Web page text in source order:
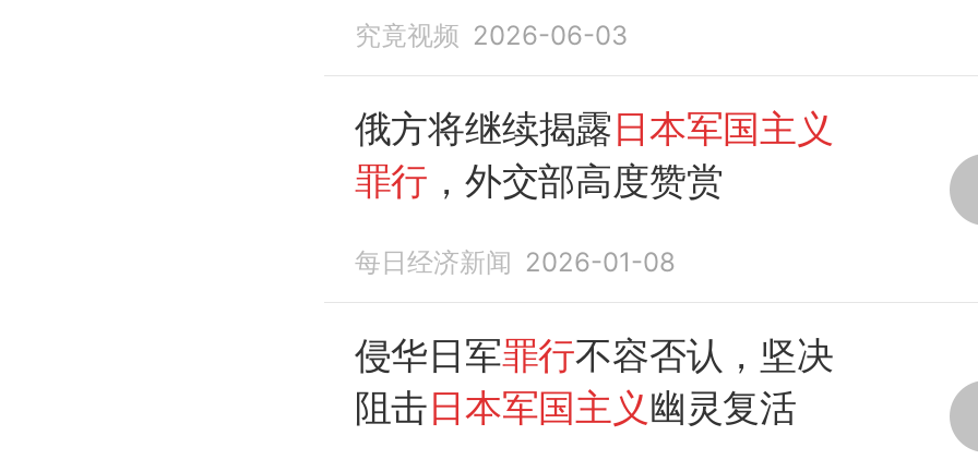
究竟视频 2026-06-03
俄方将继续揭露日本军国主义
罪行 ，外交部高度赞赏
每日经济新闻 2026-01-08
侵华日军罪行不容否认，坚决
阻击日本军国主义幽灵复活